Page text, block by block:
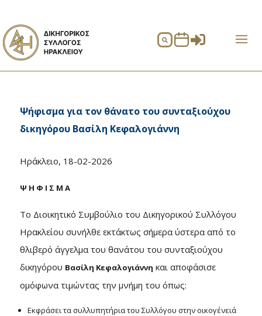
 
Ψήφισμα για τον θάνατο του συνταξιούχου
δικηγόρου Βασίλη Κεφαλογιάννη
Ηράκλειο, 18-02-2026
Ψ Η Φ Ι Σ Μ Α
Το Διοικητικό Συμβούλιο του Δικηγορικού Συλλόγου
Ηρακλείου συνήλθε εκτάκτως σήμερα ύστερα από το
θλιβερό άγγελμα του θανάτου του συνταξιούχου
δικηγόρου Βασίλη Κεφαλογιάννη και αποφάσισε
ομόφωνα τιμώντας την μνήμη του όπως:
Εκφράσει τα συλλυπητήρια του Συλλόγου στην οικογένειά